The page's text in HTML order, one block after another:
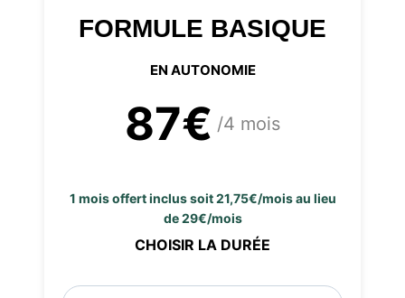
FORMULE BASIQUE
EN AUTONOMIE
87€ /4 mois
1 mois offert inclus soit 21,75€/mois au lieu
de 29€/mois
CHOISIR LA DURÉE